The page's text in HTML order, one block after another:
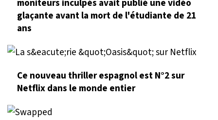
glaçante avant la mort de l'étudiante de 21
ans
Ce nouveau thriller espagnol est N°2 sur
Netflix dans le monde entier